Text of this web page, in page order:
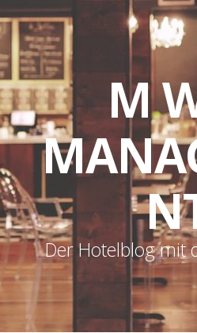
M
Der Hotelblog mit